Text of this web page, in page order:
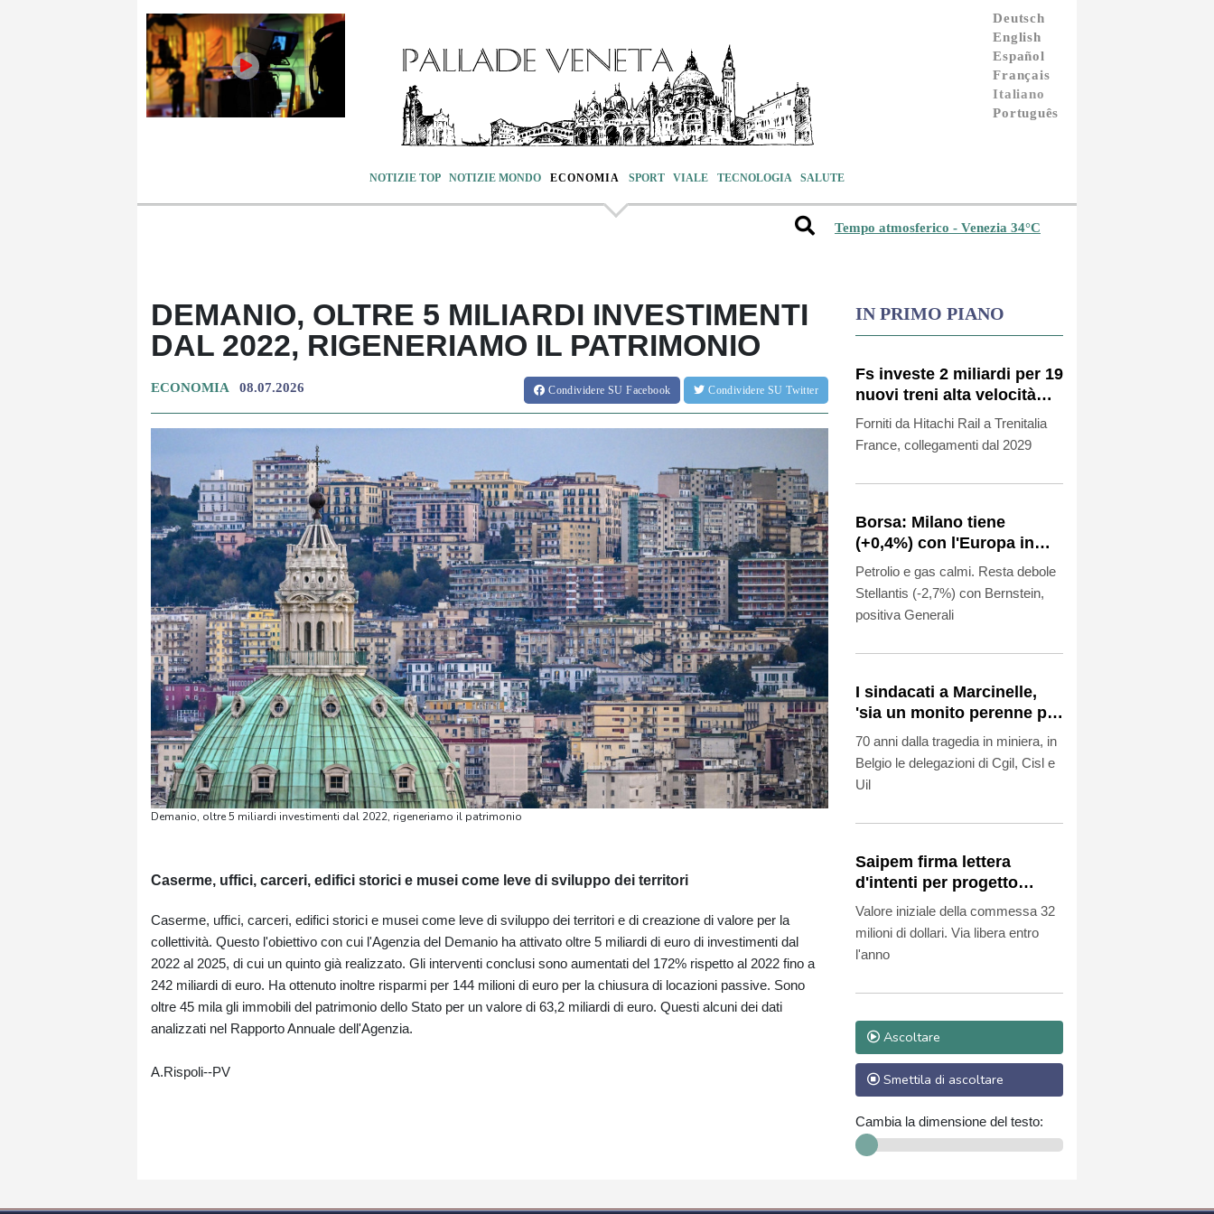
Deutsch
English
Español
Français
Italiano
Português
NOTIZIE TOP NOTIZIE MONDO ECONOMIA SPORT VIALE TECNOLOGIA SALUTE
Tempo atmosferico - Venezia 34°C
DEMANIO, OLTRE 5 MILIARDI INVESTIMENTI
DAL 2022, RIGENERIAMO IL PATRIMONIO
ECONOMIA 08.07.2026 Condividere SU Facebook Condividere SU Twitter
Demanio, oltre 5 miliardi investimenti dal 2022, rigeneriamo il patrimonio
Caserme, uffici, carceri, edifici storici e musei come leve di sviluppo dei territori
Caserme, uffici, carceri, edifici storici e musei come leve di sviluppo dei territori e di creazione di valore per la
collettività. Questo l'obiettivo con cui l'Agenzia del Demanio ha attivato oltre 5 miliardi di euro di investimenti dal
2022 al 2025, di cui un quinto già realizzato. Gli interventi conclusi sono aumentati del 172% rispetto al 2022 fino a
242 miliardi di euro. Ha ottenuto inoltre risparmi per 144 milioni di euro per la chiusura di locazioni passive. Sono
oltre 45 mila gli immobili del patrimonio dello Stato per un valore di 63,2 miliardi di euro. Questi alcuni dei dati
analizzati nel Rapporto Annuale dell'Agenzia.
A.Rispoli--PV
IN PRIMO PIANO
Fs investe 2 miliardi per 19
nuovi treni alta velocità
Parigi-Londra
Forniti da Hitachi Rail a Trenitalia
France, collegamenti dal 2029
Borsa: Milano tiene
(+0,4%) con l'Europa in
attesa dei dati Usa sul
lavoro
Petrolio e gas calmi. Resta debole
Stellantis (-2,7%) con Bernstein,
positiva Generali
I sindacati a Marcinelle,
'sia un monito perenne per
tutti'
70 anni dalla tragedia in miniera, in
Belgio le delegazioni di Cgil, Cisl e
Uil
Saipem firma lettera
d'intenti per progetto
Rovuma Lng in
Mozambico
Valore iniziale della commessa 32
milioni di dollari. Via libera entro
l'anno
Ascoltare
Smettila di ascoltare
Cambia la dimensione del testo: